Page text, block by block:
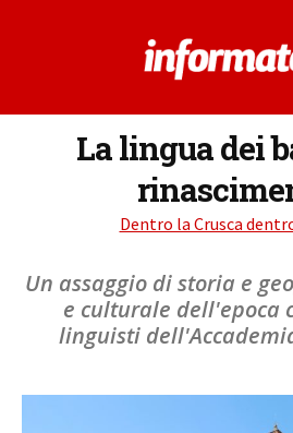
La lingua dei
Dentro la Crusca
Un assaggio di storia e
e culturale dell'epoca
linguisti